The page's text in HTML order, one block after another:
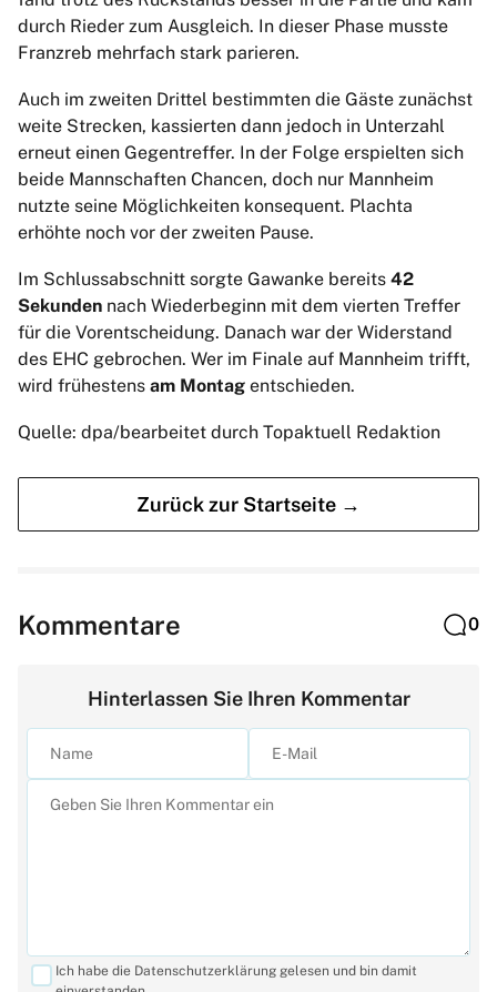
durch Rieder zum Ausgleich. In dieser Phase musste
Franzreb mehrfach stark parieren.
Auch im zweiten Drittel bestimmten die Gäste zunächst
weite Strecken, kassierten dann jedoch in Unterzahl
erneut einen Gegentreffer. In der Folge erspielten sich
beide Mannschaften Chancen, doch nur Mannheim
nutzte seine Möglichkeiten konsequent. Plachta
erhöhte noch vor der zweiten Pause.
Im Schlussabschnitt sorgte Gawanke bereits 42
Sekunden nach Wiederbeginn mit dem vierten Treffer
für die Vorentscheidung. Danach war der Widerstand
des EHC gebrochen. Wer im Finale auf Mannheim trifft,
wird frühestens am Montag entschieden.
Quelle: dpa/bearbeitet durch Topaktuell Redaktion
Zurück zur Startseite →
Kommentare 0
Hinterlassen Sie Ihren Kommentar
Ich habe die Datenschutzerklärung gelesen und bin damit